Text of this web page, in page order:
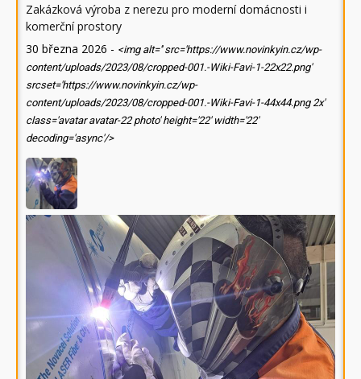
Zakázková výroba z nerezu pro moderní domácnosti i
komerční prostory
30 března 2026 - <img alt='' src='https://www.novinkyin.cz/wp-
content/uploads/2023/08/cropped-001.-Wiki-Favi-1-22x22.png'
srcset='https://www.novinkyin.cz/wp-
content/uploads/2023/08/cropped-001.-Wiki-Favi-1-44x44.png 2x'
class='avatar avatar-22 photo' height='22' width='22'
decoding='async'/>